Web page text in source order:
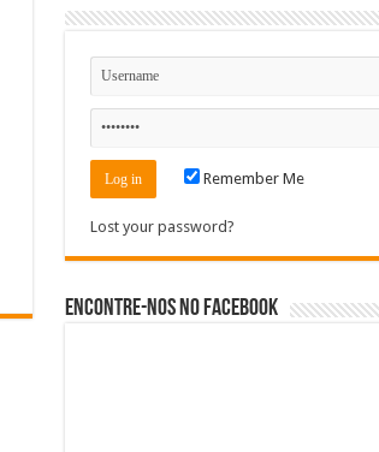
Remember Me
Lost your password?
Encontre-nos no Facebook